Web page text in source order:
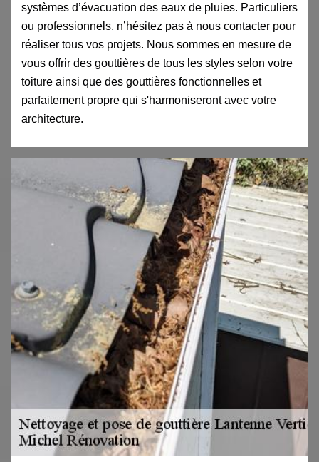
systèmes d’évacuation des eaux de pluies. Particuliers
ou professionnels, n’hésitez pas à nous contacter pour
réaliser tous vos projets. Nous sommes en mesure de
vous offrir des gouttières de tous les styles selon votre
toiture ainsi que des gouttières fonctionnelles et
parfaitement propre qui s'harmoniseront avec votre
architecture.